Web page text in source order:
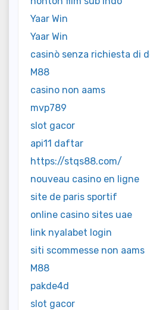
Yaar Win
Yaar Win
casinò senza richiesta di
M88
casino non aams
mvp789
slot gacor
api11 daftar
https://stqs88.com/
nouveau casino en ligne
site de paris sportif
online casino sites uae
link nyalabet login
siti scommesse non aams
M88
pakde4d
slot gacor